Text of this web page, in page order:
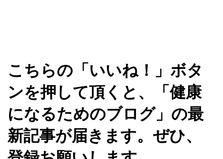
こちらの「いいね！」ボタ
ンを押して頂くと、「健康
になるためのブログ」の最
新記事が届きます。ぜひ、